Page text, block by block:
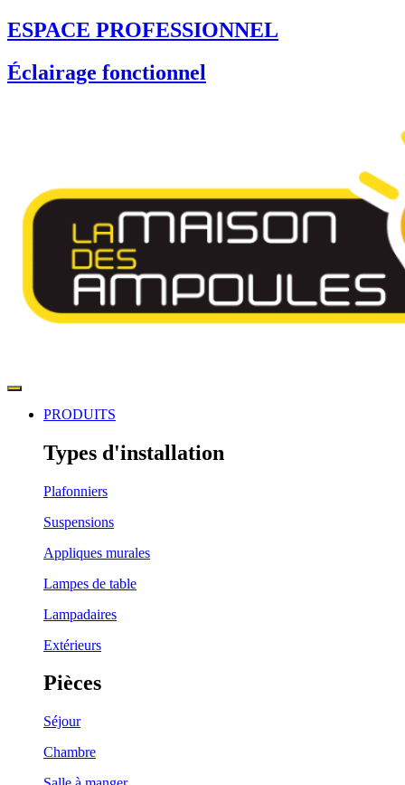
Skip
to
ESPACE PROFESSIONNEL
Éclairage fonctionnel
PRODUITS
Types d'installation
Plafonniers
Suspensions
Appliques murales
Lampes de table
Lampadaires
Extérieurs
Pièces
Séjour
Chambre